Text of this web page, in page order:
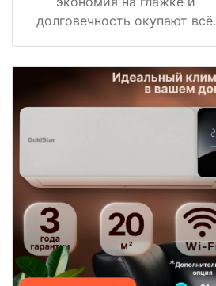
долговечность окупают всё.